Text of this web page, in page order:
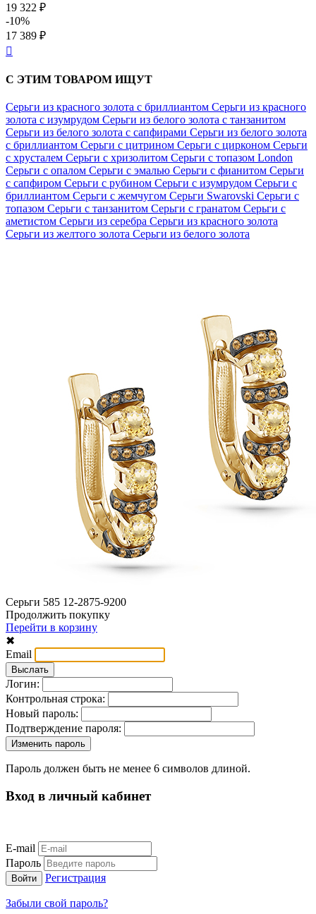
19 322 ₽
-10%
17 389 ₽

С ЭТИМ ТОВАРОМ ИЩУТ
Серьги из красного золота с бриллиантом Серьги из красного
золота с изумрудом Серьги из белого золота с танзанитом
Серьги из белого золота с сапфирами Серьги из белого золота
с бриллиантом Серьги с цитрином Серьги с цирконом Серьги
с хрусталем Серьги с хризолитом Серьги с топазом London
Серьги с опалом Серьги с эмалью Серьги с фианитом Серьги
с сапфиром Серьги с рубином Серьги с изумрудом Серьги с
бриллиантом Серьги с жемчугом Серьги Swarovski Серьги с
топазом Серьги с танзанитом Серьги с гранатом Серьги с
аметистом Серьги из серебра Серьги из красного золота
Серьги из желтого золота Серьги из белого золота
Серьги 585 12-2875-9200
Продолжить покупку
Перейти в корзину
✖
Email
Логин:
Контрольная строка:
Новый пароль:
Подтверждение пароля:
Пароль должен быть не менее 6 символов длиной.
Вход в личный кабинет
E-mail
Пароль
Регистрация
Забыли свой пароль?